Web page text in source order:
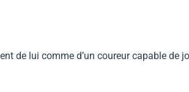
de lui comme d’un coureur capable de